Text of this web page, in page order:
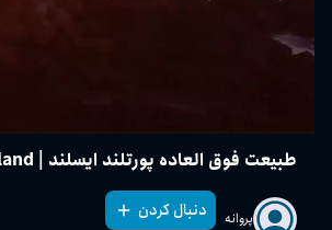
طبیعت فوق العاده پورتلند ایسلند | The wonderful nature of Portland Iceland
پروانه دنبال کردن